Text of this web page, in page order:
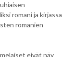
romani ja kirjassa
romanien
eivät näy